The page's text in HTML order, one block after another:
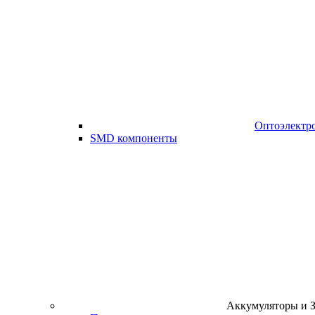
SMD компоненты
Аккумуляторы и